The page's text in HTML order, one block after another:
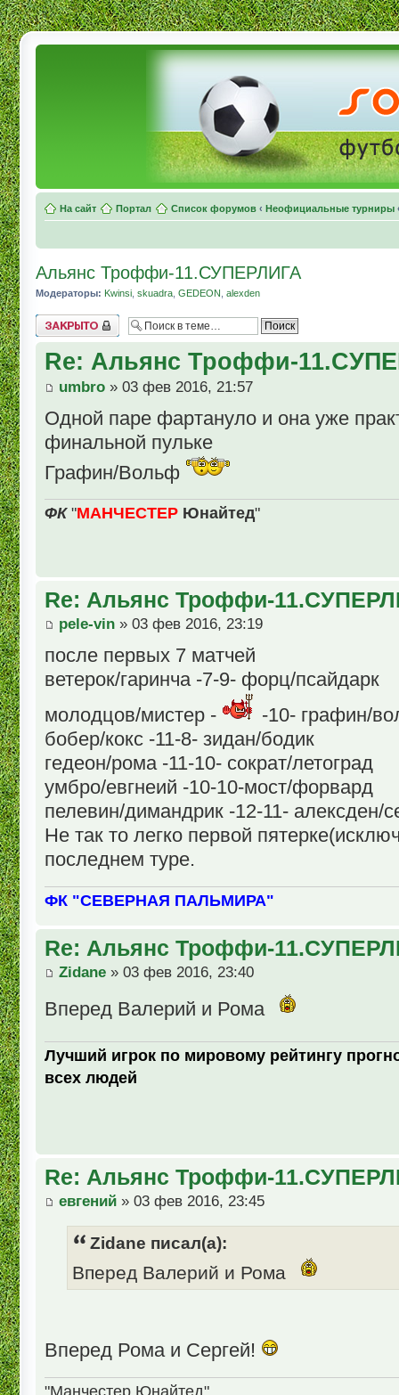
На сайт Портал Список форумов ‹ Неофициальные турниры
Альянс Троффи-11.СУПЕРЛИГА
Модераторы: Kwinsi skuadra GEDEON alexden
Topic locked
Re: Альянс Троффи-
umbro » 03 фев 2016, 21:57
Одной паре фартануло и она уже
финальной пульке
Графин/Вольф
ФК"МАНЧЕСТЕР Юнайтед"
Re: Альянс Троффи-
pele-vin » 03 фев 2016, 23:19
после первых 7 матчей
ветерок/гаринча -7-9- форц/псайдарк
молодцов/мистер -
-10- графин/
бобер/кокс -11-8- зидан/бодик
гедеон/рома -11-10- сократ/летоград
умбро/евгнеий -10-10-мост/форвард
пелевин/димандрик -12-11- алексден/
Не так то легко первой
последнем туре.
ФК "СЕВЕРНАЯ ПАЛЬМИРА"
Re: Альянс Троффи-
Zidane » 03 фев 2016, 23:40
Вперед Валерий и Рома
Лучший игрок по мировому рейтингу
всех людей
Re: Альянс Троффи-
евгений » 03 фев 2016, 23:45
Zidane писал(а):
Вперед Валерий и Рома
Вперед Рома и Сергей!
"Манчестер Юнайтед"